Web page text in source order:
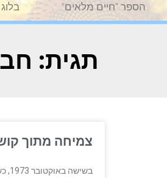
הספר "חיים מלאים" בלוג
תגית:
צמיחה מתוך